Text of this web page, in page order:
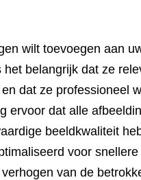
wilt toevoegen aan
het belangrijk dat ze
dat ze professioneel
ervoor dat alle
beeldkwaliteit
voor
van de